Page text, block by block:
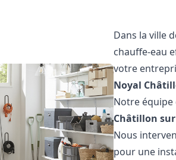
Dans la ville
chauffe-eau
votre
Noyal
Notre équipe
Châtillon sur
Nous
pour une